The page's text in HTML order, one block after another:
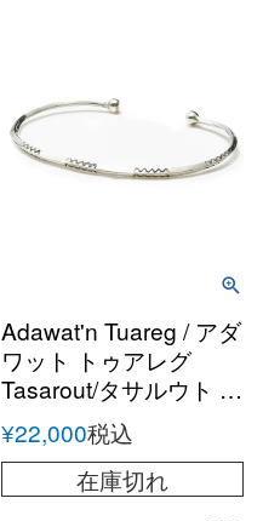
Adawat'n Tuareg / アダ
ワット トゥアレグ
Tasarout/タサルウト シ
ルバーハンドメイドバ
ングル
¥22,000税込
在庫切れ